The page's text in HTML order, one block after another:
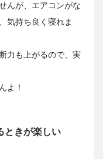
んが、エアコンがな
気持ち良く寝れま
力も上がるので、実
よ！
ときが楽しい